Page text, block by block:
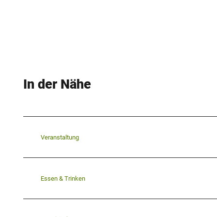
In der Nähe
Veranstaltung
Essen & Trinken